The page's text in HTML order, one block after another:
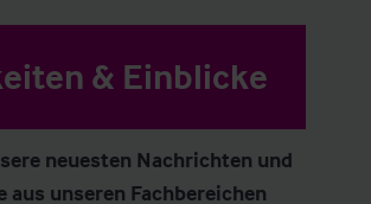
& Einblicke
neuesten Nachrichten und
aus unseren Fachbereichen